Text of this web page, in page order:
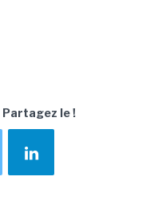
Partagez le !